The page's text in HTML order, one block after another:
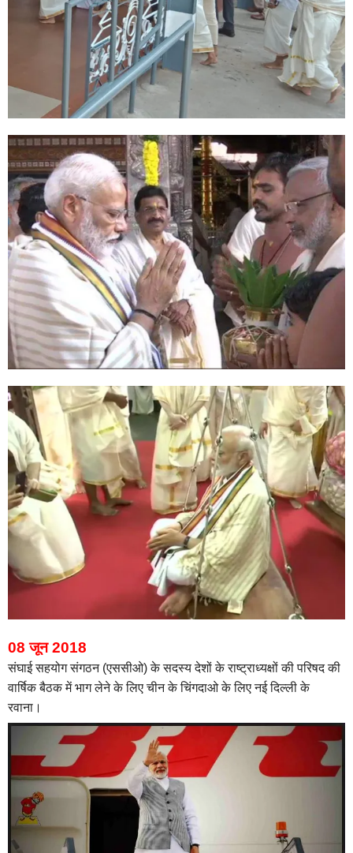
08 जून 2018
संघाई सहयोग संगठन (एससीओ) के सदस्य देशों के राष्ट्राध्यक्षों की परिषद की
वार्षिक बैठक में भाग लेने के लिए चीन के चिंगदाओ के लिए नई दिल्ली के
रवाना।